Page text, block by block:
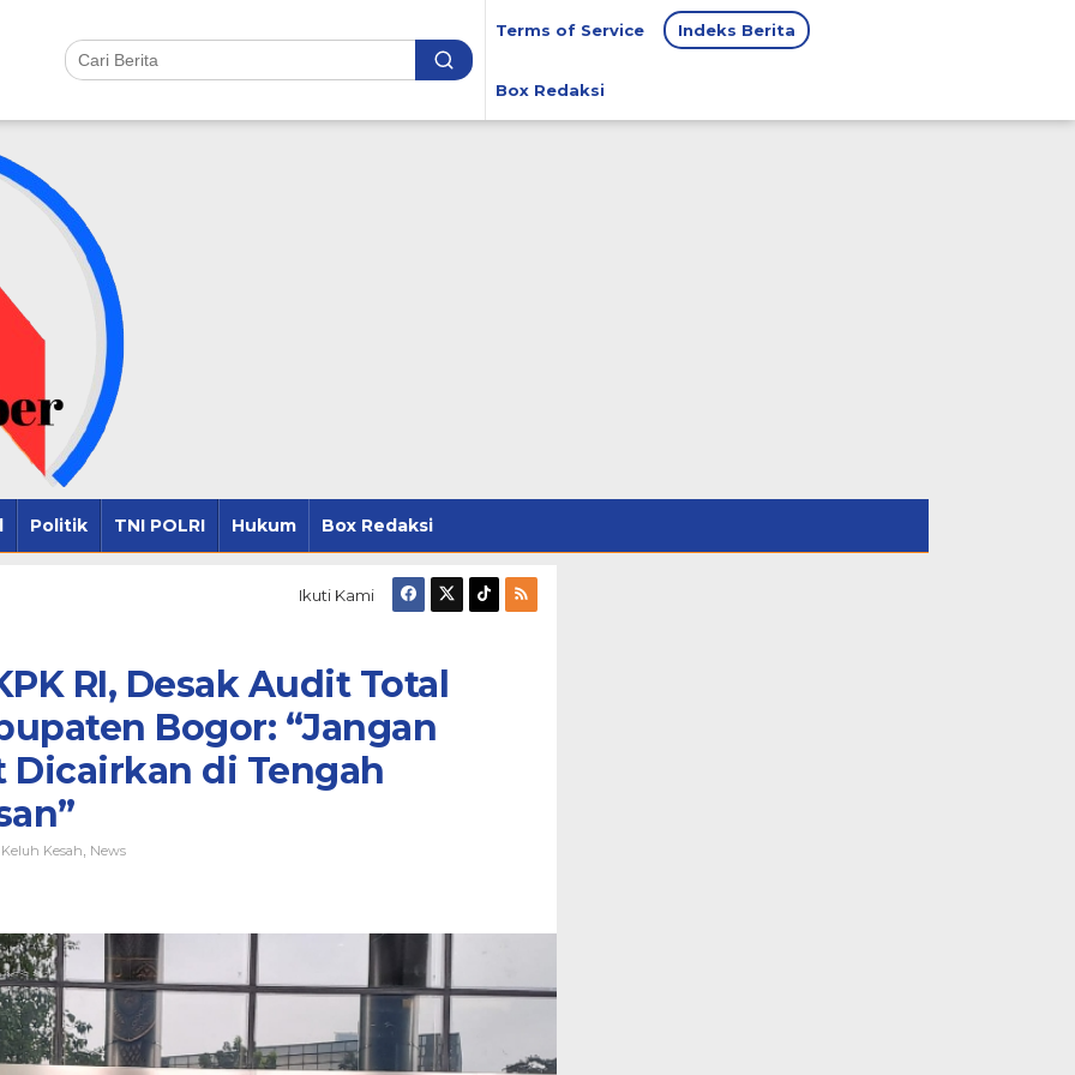
Terms of Service Indeks Berita
Box Redaksi
Politik TNI POLRI Hukum Box Redaksi
Ikuti Kami
RI, Desak Audit Total
Bogor: “Jangan
Dicairkan di Tengah
Keluh Kesah News